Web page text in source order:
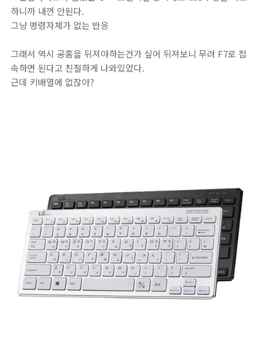
하니까 내껀 안된다.
그냥 명령자체가 없는 반응
그래서 역시 공홈을 뒤져야하는건가 싶어 뒤져보니 무려 F7로 접
속하면 된다고 친절하게 나와있었다.
근데 키배열에 없잖아?